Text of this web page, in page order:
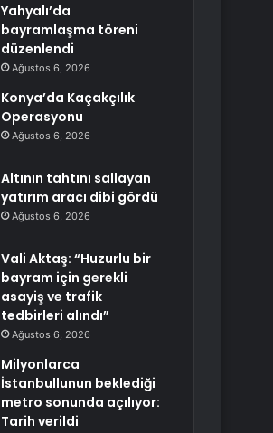
Yahyalı’da
bayramlaşma töreni
düzenlendi
Ağustos 6, 2026
Konya’da Kaçakçılık
Operasyonu
Ağustos 6, 2026
Altının tahtını sallayan
yatırım aracı dibi gördü
Ağustos 6, 2026
Vali Aktaş: “Huzurlu bir
bayram için gerekli
asayiş ve trafik
tedbirleri alındı”
Ağustos 6, 2026
Milyonlarca
İstanbullunun beklediği
metro sonunda açılıyor:
Tarih verildi